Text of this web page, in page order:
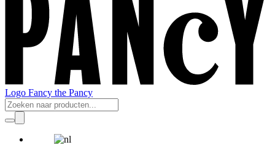
Logo Fancy the Pancy
Producten
zoeken